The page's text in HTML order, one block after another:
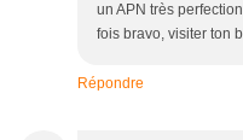
un APN très
fois bravo, visiter ton
Répondre